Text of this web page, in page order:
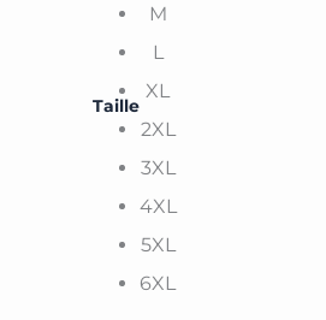
Taille
M
L
XL
2XL
3XL
4XL
5XL
6XL